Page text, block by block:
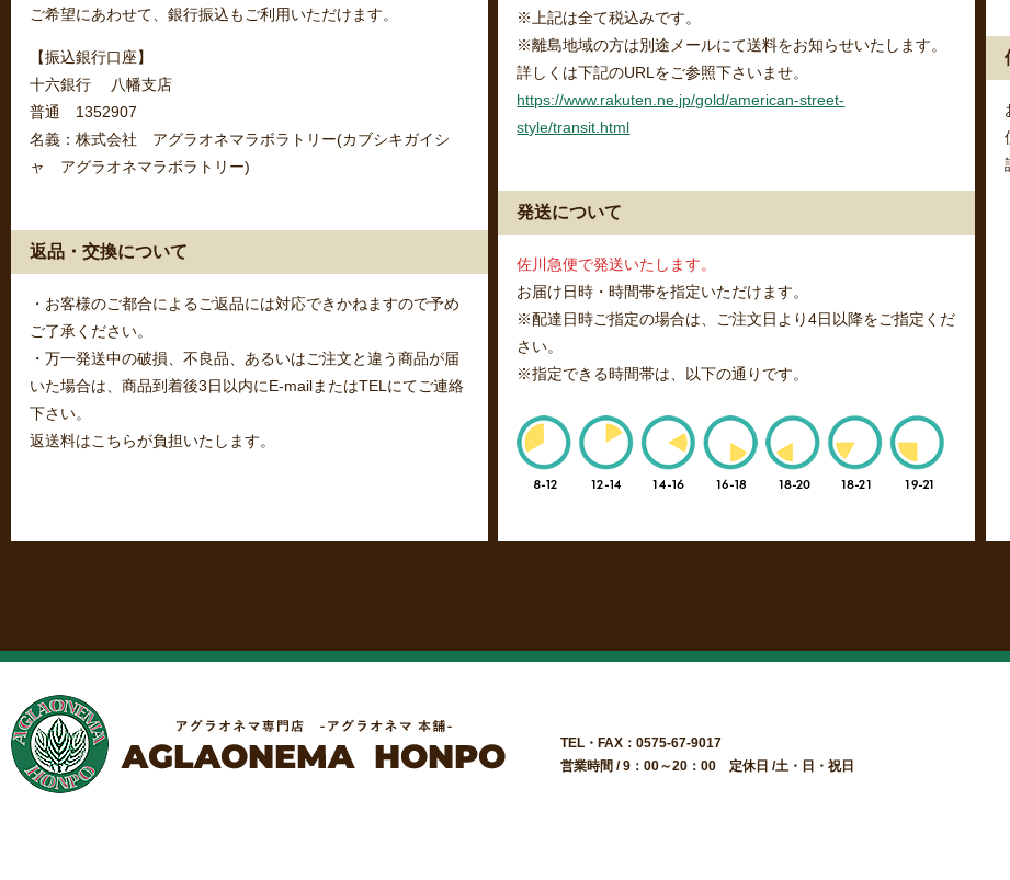
ご希望にあわせて、銀行振込もご利用いただけます。
【振込銀行口座】
十六銀行 八幡支店
普通 1352907
名義：株式会社 アグラオネマラボラトリー(カブシキガイシ
ャ アグラオネマラボラトリー)
返品・交換について
・お客様のご都合によるご返品には対応できかねますので予め
ご了承ください。
・万一発送中の破損、不良品、あるいはご注文と違う商品が届
いた場合は、商品到着後3日以内にE-mailまたはTELにてご連絡
下さい。
返送料はこちらが負担いたします。
※上記は全て税込みです。
※離島地域の方は別途メールにて送料をお知らせいたします。
詳しくは下記のURLをご参照下さいませ。
https://www.rakuten.ne.jp/gold/american-street-
style/transit.html
発送について
佐川急便で発送いたします。
お届け日時・時間帯を指定いただけます。
※配達日時ご指定の場合は、ご注文日より4日以降をご指定くだ
さい。
※指定できる時間帯は、以下の通りです。
TEL・FAX：0575-67-9017
営業時間 / 9：00～20：00 定休日 /土・日・祝日